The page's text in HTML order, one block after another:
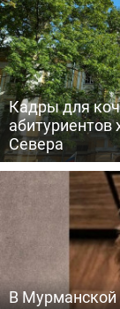
Кадры для
абитуриентов
Севера
В Мурманской